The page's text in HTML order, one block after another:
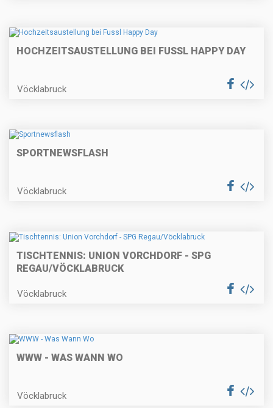
HOCHZEITSAUSTELLUNG BEI FUSSL HAPPY DAY
Vöcklabruck
SPORTNEWSFLASH
Vöcklabruck
TISCHTENNIS: UNION VORCHDORF - SPG
REGAU/VÖCKLABRUCK
Vöcklabruck
WWW - WAS WANN WO
Vöcklabruck